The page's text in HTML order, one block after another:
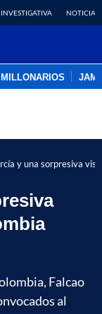
NOTICIAS
MILLONARIOS
y una sorpresiva
Falcao
al